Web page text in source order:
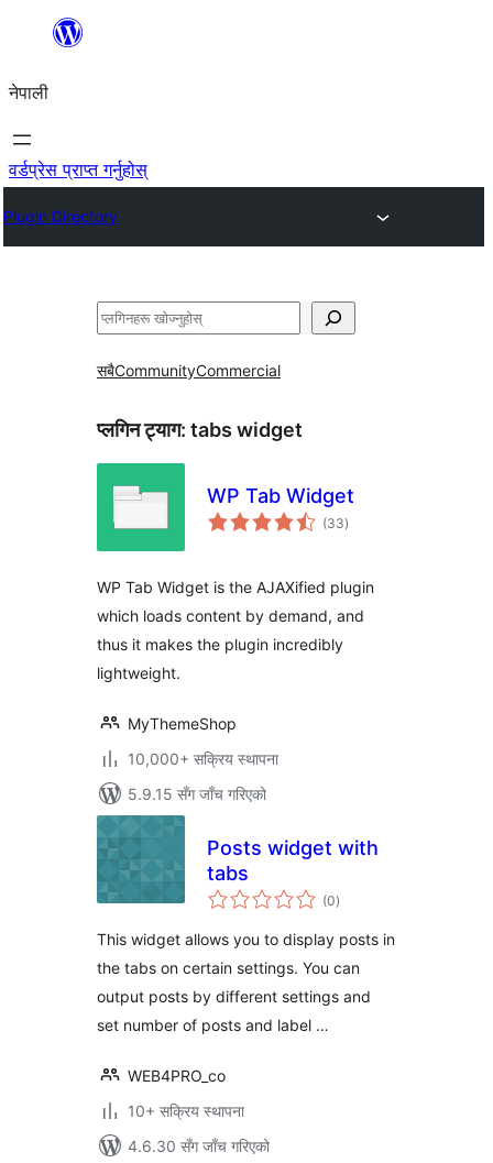
सामग्रीमा
नेपाली
वर्डप्रेस प्राप्त गर्नुहोस्
Plugin Directory
खोज्नुहोस्
सबैCommunityCommercial
प्लगिन ट्याग: tabs widget
WP Tab Widget
(33कुल
रेटिङ्गहरू
)
WP Tab Widget is the AJAXified plugin
which loads content by demand, and
thus it makes the plugin incredibly
lightweight.
MyThemeShop
10,000+ सक्रिय स्थापना
5.9.15 सँग जाँच गरिएको
Posts widget with
tabs
(0कुल
रेटिङ्गहरू
)
This widget allows you to display posts in
the tabs on certain settings. You can
output posts by different settings and
set number of posts and label …
WEB4PRO_co
10+ सक्रिय स्थापना
4.6.30 सँग जाँच गरिएको